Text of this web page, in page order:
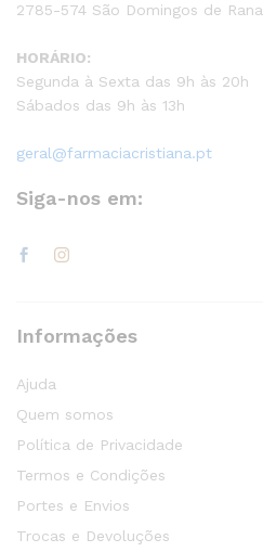
2785-574 São Domingos de Rana
HORÁRIO:
Segunda à Sexta das 9h às 20h
Sábados das 9h às 13h
geral@farmaciacristiana.pt
Siga-nos em:
Informações
Ajuda
Quem somos
Política de Privacidade
Termos e Condições
Portes e Envios
Trocas e Devoluções